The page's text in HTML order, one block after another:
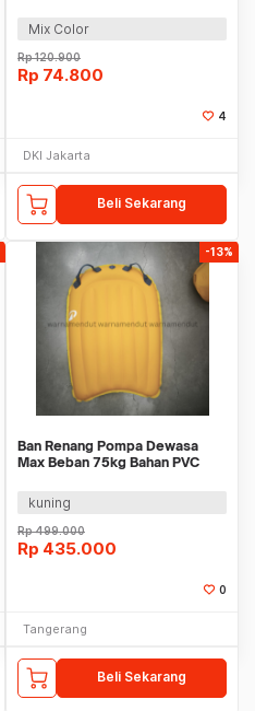
Mix Color
Rp120.900
Rp 74.800
4
DKI Jakarta
Beli Sekarang
-13%
Ban Renang Pompa Dewasa
Max Beban 75kg Bahan PVC
kuning
Rp499.000
Rp 435.000
0
Tangerang
Beli Sekarang